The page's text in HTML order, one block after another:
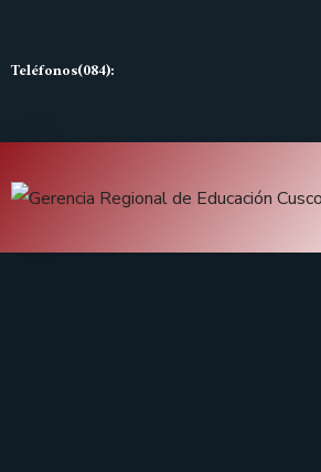
Teléfonos(084):